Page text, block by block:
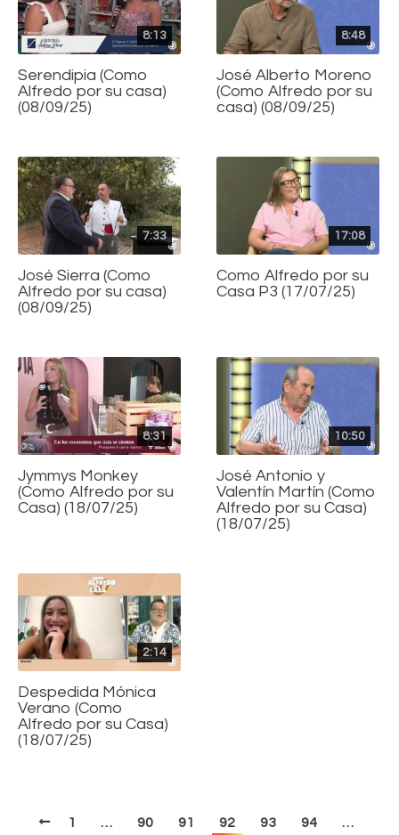
8:13
Serendipia (Como
Alfredo por su casa)
(08/09/25)
8:48
José Alberto Moreno
(Como Alfredo por su
casa) (08/09/25)
7:33
José Sierra (Como
Alfredo por su casa)
(08/09/25)
17:08
Como Alfredo por su
Casa P3 (17/07/25)
8:31
Jymmys Monkey
(Como Alfredo por su
Casa) (18/07/25)
10:50
José Antonio y
Valentín Martín (Como
Alfredo por su Casa)
(18/07/25)
2:14
Despedida Mónica
Verano (Como
Alfredo por su Casa)
(18/07/25)
1 … 90 91 92 93 94
…